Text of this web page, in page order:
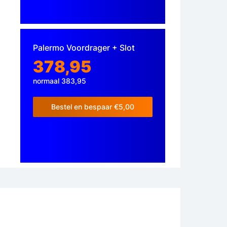
Palermo Voordrager + Slot
378,95
normaal 383,95
Bestel en bespaar €5,00